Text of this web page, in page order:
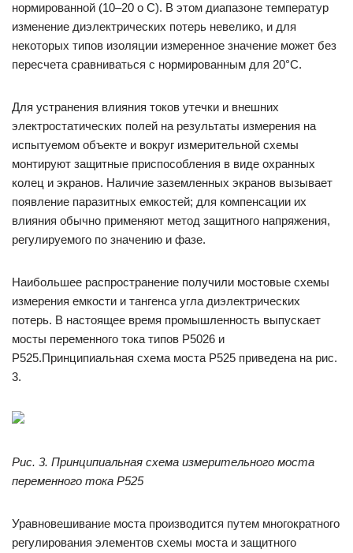
нормированной (10–20 о С). В этом диапазоне температур
изменение диэлектрических потерь невелико, и для
некоторых типов изоляции измеренное значение может без
пересчета сравниваться с нормированным для 20°С.
Для устранения влияния токов утечки и внешних
электростатических полей на результаты измерения на
испытуемом объекте и вокруг измерительной схемы
монтируют защитные приспособления в виде охранных
колец и экранов. Наличие заземленных экранов вызывает
появление паразитных емкостей; для компенсации их
влияния обычно применяют метод защитного напряжения,
регулируемого по значению и фазе.
Наибольшее распространение получили мостовые схемы
измерения емкости и тангенса угла диэлектрических
потерь. В настоящее время промышленность выпускает
мосты переменного тока типов Р5026 и
Р525.Принципиальная схема моста Р525 приведена на рис.
3.
Рис. 3. Принципиальная схема измерительного моста
переменного тока Р525
Уравновешивание моста производится путем многократного
регулирования элементов схемы моста и защитного